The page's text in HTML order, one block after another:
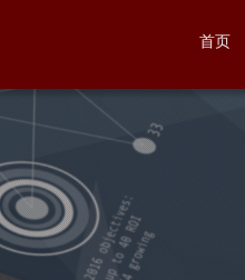
首页